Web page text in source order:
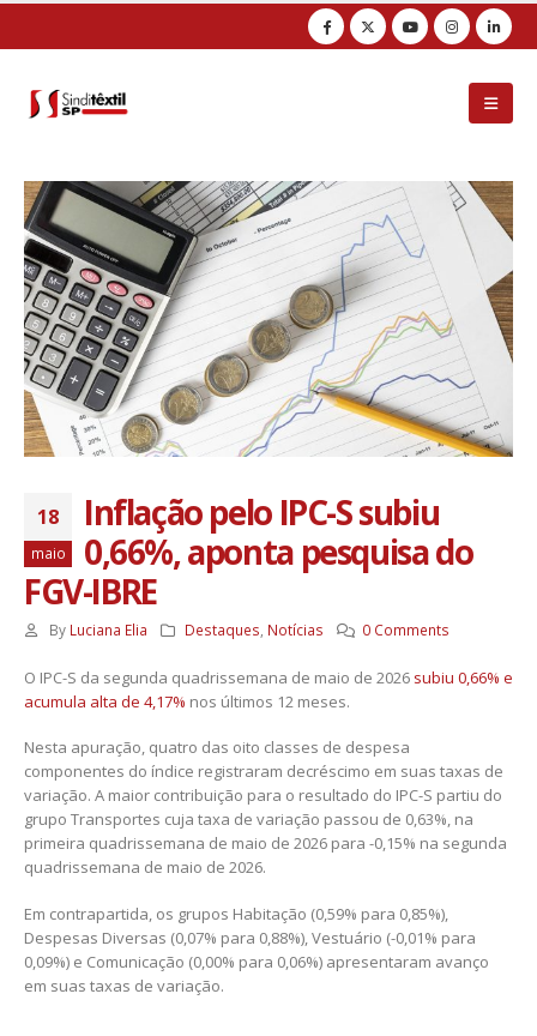
acessibilidade.
18
maio
Inflação pelo IPC-S subiu
0,66%, aponta pesquisa do
FGV-IBRE
By Luciana Elia Destaques Notícias 0 Comments
O IPC-S da segunda quadrissemana de maio de 2026 subiu 0,66% e
acumula alta de 4,17% nos últimos 12 meses.
Nesta apuração, quatro das oito classes de despesa
componentes do índice registraram decréscimo em suas taxas de
variação. A maior contribuição para o resultado do IPC-S partiu do
grupo Transportes cuja taxa de variação passou de 0,63%, na
primeira quadrissemana de maio de 2026 para -0,15% na segunda
quadrissemana de maio de 2026.
Em contrapartida, os grupos Habitação (0,59% para 0,85%),
Despesas Diversas (0,07% para 0,88%), Vestuário (-0,01% para
0,09%) e Comunicação (0,00% para 0,06%) apresentaram avanço
em suas taxas de variação.